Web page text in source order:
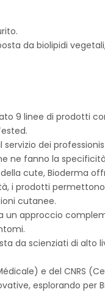
da biolipidi
9 linee di prodotti
dei
ne fanno la
cute, Bioderma
i prodotti
cutanee.
un approccio
da scienziati di alto
e del CNRS
esplorando per